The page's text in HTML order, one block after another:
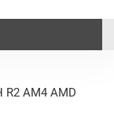
R2 AM4 AMD